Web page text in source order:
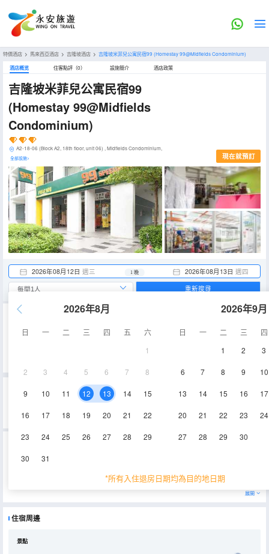
特價酒店 > 馬來西亞酒店 > 吉隆坡酒店 > 吉隆坡米菲兒公寓民宿99 (Homestay 99@Midfields Condominium)
酒店概览 住客點評（0） 設施簡介 酒店政策
吉隆坡米菲兒公寓民宿99
(Homestay 99@Midfields
Condominium)
A2-18-06 (Block A2, 18th floor, unit 06) , Midfields Condominium,
全部設施> 現在就預訂
2026年08月12日 週三 2026年08月13日 週四
1 晚
2026年8月
日 一 二 三 四 五
六
1
2 3 4 5 6 7 8
9 10 11 12 13 14 15
16 17 18 19 20 21 22
23 24 25 26 27 28 29
30 31
2026年9月
日 一 二 三
四
1
2 3
6 7 8 9 10
13 14 15 16 17
20 21 22 23 24
27 28 29 30
*所有入住退房日期均為目的地日期
重新搜尋
重要資訊
城市重要資訊
吉隆坡米菲兒公寓民宿99的真實住客評論(0)
的人推薦
清潔度 服務 設施
吉隆坡米菲兒公寓民宿99 (Homestay 99@Midfields Condominium)
開業時間： 2017
"吉隆玻米菲兒公寓民宿99是位於吉隆玻地區內的一家豪華公寓。公寓地理位置優越，距離吉隆坡國際機場需45分鐘左
右的車程。客人或可選擇乘搭吉隆坡機場快捷火車到中央車站，轉搭出租車或是巴士到酒店.酒店附近有許多相當多的道
地或是西式美食供客人選擇。除此之外，只需要乘搭巴士到附近的輕快鐵站或是乘搭出租車可到達，大約22分鐘左右。
隆玻地區內理想的下榻之處之一。
展開
住宿周邊
景點